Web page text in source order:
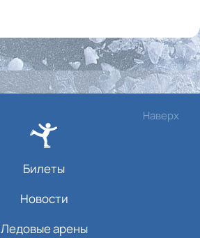
Наверх
Билеты
Новости
Ледовые арены